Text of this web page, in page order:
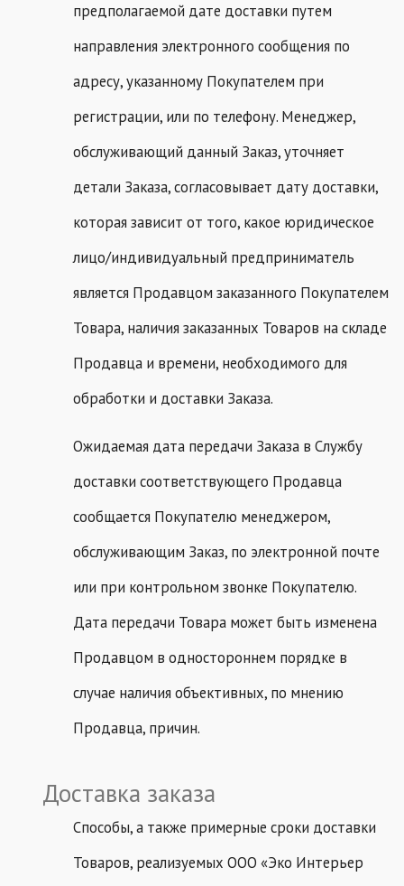
предполагаемой дате доставки путем
направления электронного сообщения по
адресу, указанному Покупателем при
регистрации, или по телефону. Менеджер,
обслуживающий данный Заказ, уточняет
детали Заказа, согласовывает дату доставки,
которая зависит от того, какое юридическое
лицо/индивидуальный предприниматель
является Продавцом заказанного Покупателем
Товара, наличия заказанных Товаров на складе
Продавца и времени, необходимого для
обработки и доставки Заказа.
Ожидаемая дата передачи Заказа в Службу
доставки соответствующего Продавца
сообщается Покупателю менеджером,
обслуживающим Заказ, по электронной почте
или при контрольном звонке Покупателю.
Дата передачи Товара может быть изменена
Продавцом в одностороннем порядке в
случае наличия объективных, по мнению
Продавца, причин.
Доставка заказа
Способы, а также примерные сроки доставки
Товаров, реализуемых ООО «Эко Интерьер